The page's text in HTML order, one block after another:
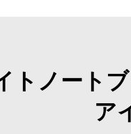
トノート
ア